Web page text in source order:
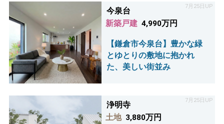
7月25日UP
今泉台
新築戸建 4,990万円
【鎌倉市今泉台】豊かな緑
とゆとりの敷地に抱かれ
た、美しい街並み
7月25日UP
浄明寺
土地 3,880万円